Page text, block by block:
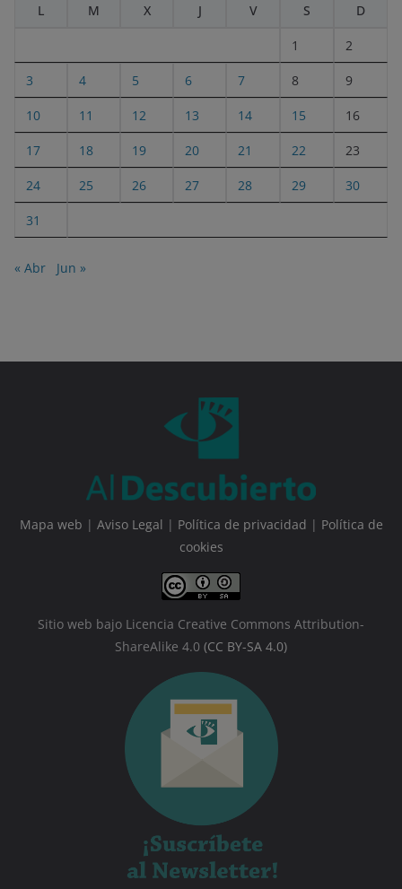
L
M X J V S D
1 2
3 4 5 6 7 8 9
10 11 12 13 14 15 16
17 18 19 20 21 22 23
24 25 26 27 28 29 30
31
« Abr Jun »
Mapa web | Aviso Legal | Política de privacidad | Política de
cookies
Sitio web bajo Licencia Creative Commons Attribution-
ShareAlike 4.0 (CC BY-SA 4.0)